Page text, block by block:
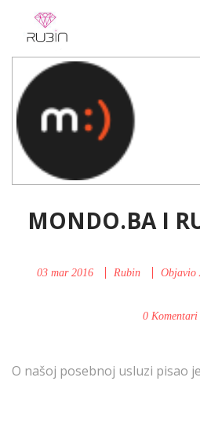
MONDO.BA I
03 mar 2016 Rubin Objavio
0 Komentari
O našoj posebnoj usluzi pisao